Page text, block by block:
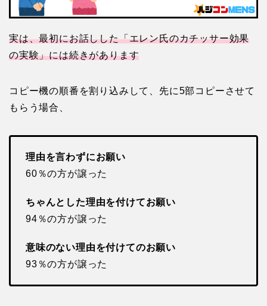
実は、最初にお話しした「エレン氏のカチッサー効果
の実験」には続きがあります
コピー機の順番を割り込みして、先に5部コピーさせて
もらう場合、
理由を言わずにお願い
60％の方が譲った
ちゃんとした理由を付けてお願い
94％の方が譲った
意味のない理由を付けてのお願い
93％の方が譲った